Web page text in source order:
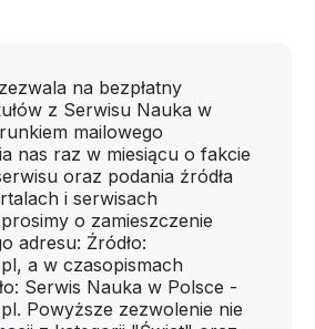
na bezpłatny
z Serwisu Nauka w
mailowego
nas raz w miesiącu o fakcie
oraz podania źródła
i serwisach
o zamieszczenie
adresu: Źródło:
a w czasopismach
Serwis Nauka w Polsce -
Powyższe zezwolenie nie